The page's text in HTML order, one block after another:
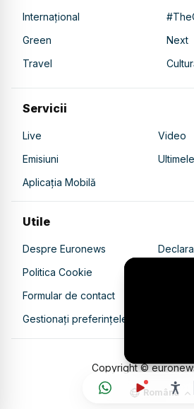
Internațional
Green
Next
Travel
Servicii
Live
Video
Emisiuni
Aplicația Mobilă
Utile
Despre Euronews
Politica Cookie
Formular de contact
Gestionați preferințele
Copyright ©
Română